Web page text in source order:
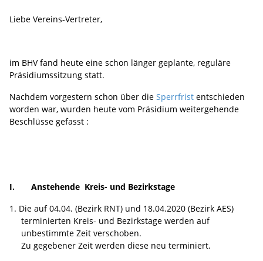
Liebe Vereins-Vertreter,
im BHV fand heute eine schon länger geplante, reguläre
Präsidiumssitzung statt.
Nachdem vorgestern schon über die Sperrfrist entschieden
worden war, wurden heute vom Präsidium weitergehende
Beschlüsse gefasst :
I. Anstehende Kreis- und Bezirkstage
Die auf 04.04. (Bezirk RNT) und 18.04.2020 (Bezirk AES)
terminierten Kreis- und Bezirkstage werden auf
unbestimmte Zeit verschoben.
Zu gegebener Zeit werden diese neu terminiert.